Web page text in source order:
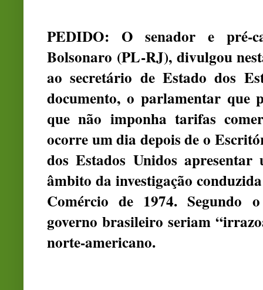
PEDIDO: O senador e pré-
Bolsonaro (PL-RJ), divulgou
ao secretário de Estado dos
documento, o parlamentar que
que não imponha tarifas
ocorre um dia depois de o
dos Estados Unidos
âmbito da investigação
Comércio de 1974. Segundo
governo brasileiro seriam
norte-americano.